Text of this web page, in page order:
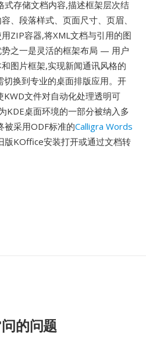
式存储文档内容,描述框架层次结
、段落样式、页面尺寸、页眉、
ZIP容器,将XML文档与引用的图
之一是灵活的框架布局 — 用户
图片框架,实现新闻通讯风格的
换到专业的桌面排版应用。开
KWD文件对自动化处理透明可
KDE桌面环境的一部分被纳入多
被采用ODF标准的Calligra Words
版KOffice安装打开或通过文档转
的问题